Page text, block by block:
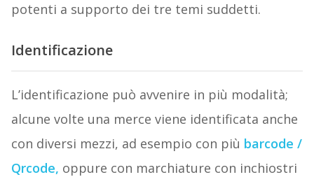
potenti a supporto dei tre temi suddetti.
Identificazione
L’identificazione può avvenire in più modalità;
alcune volte una merce viene identificata anche
con diversi mezzi, ad esempio con più barcode /
Qrcode, oppure con marchiature con inchiostri